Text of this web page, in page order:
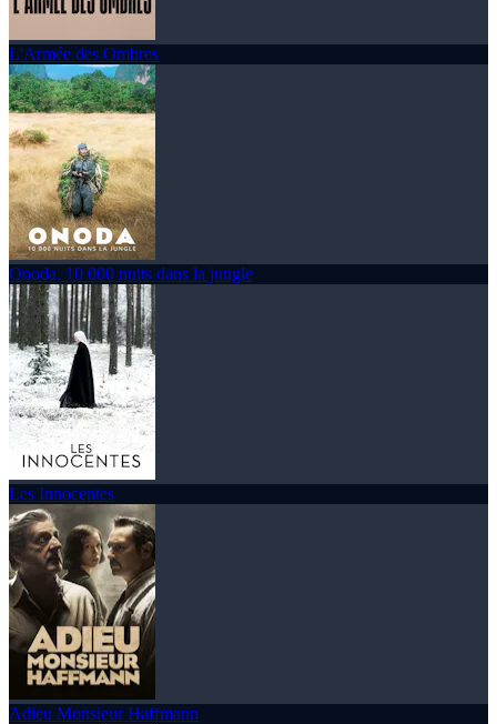
L'Armée des Ombres
Onoda, 10 000 nuits dans la jungle
Les Innocentes
Adieu Monsieur Haffmann